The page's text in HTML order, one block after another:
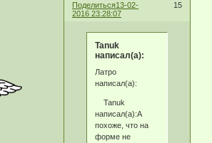
Поделиться 15
13-02-
2016 23:28:07
Tanuk
написал(а):
Латро
написал(а):
Tanuk
написал(а):А
похоже, что на
форме не